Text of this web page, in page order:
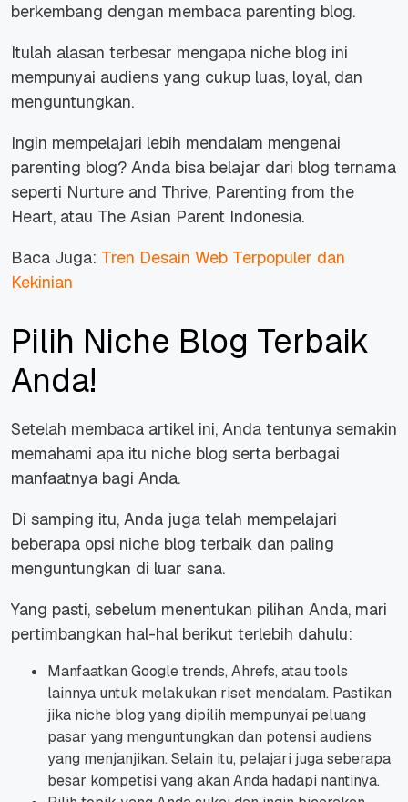
berkembang dengan membaca parenting blog.
Itulah alasan terbesar mengapa niche blog ini
mempunyai audiens yang cukup luas, loyal, dan
menguntungkan.
Ingin mempelajari lebih mendalam mengenai
parenting blog? Anda bisa belajar dari blog ternama
seperti Nurture and Thrive, Parenting from the
Heart, atau The Asian Parent Indonesia.
Baca Juga: Tren Desain Web Terpopuler dan
Kekinian
Pilih Niche Blog Terbaik
Anda!
Setelah membaca artikel ini, Anda tentunya semakin
memahami apa itu niche blog serta berbagai
manfaatnya bagi Anda.
Di samping itu, Anda juga telah mempelajari
beberapa opsi niche blog terbaik dan paling
menguntungkan di luar sana.
Yang pasti, sebelum menentukan pilihan Anda, mari
pertimbangkan hal-hal berikut terlebih dahulu:
Manfaatkan Google trends, Ahrefs, atau tools
lainnya untuk melakukan riset mendalam. Pastikan
jika niche blog yang dipilih mempunyai peluang
pasar yang menguntungkan dan potensi audiens
yang menjanjikan. Selain itu, pelajari juga seberapa
besar kompetisi yang akan Anda hadapi nantinya.